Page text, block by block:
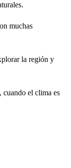
muchas
la región y
cuando el clima es